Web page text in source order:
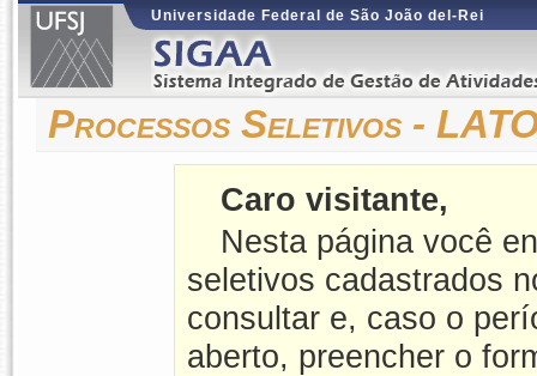
Universidade Federal de São João del-Rei
Processos Seletivos -
Caro visitante,
Nesta página você
seletivos cadastrados
consultar e, caso o
aberto, preencher o